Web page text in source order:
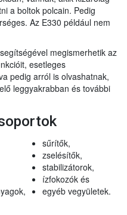
a boltok polcain. Pedig
Az E330 például nem
megismerhetik az
esetleges
pedig arról is olvashatnak,
leggyakrabban és további
sűrítők,
zselésítők,
stabilizátorok,
ízfokozók és
egyéb vegyületek.